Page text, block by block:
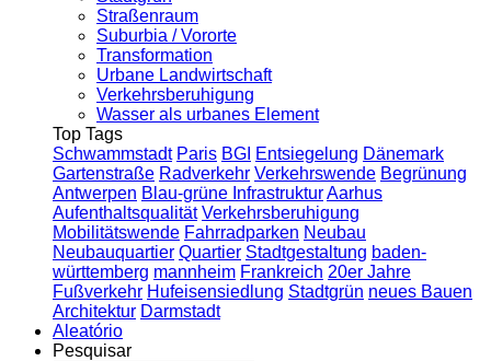
Straßenraum
Suburbia / Vororte
Transformation
Urbane Landwirtschaft
Verkehrsberuhigung
Wasser als urbanes Element
Top Tags
Schwammstadt Paris BGI Entsiegelung Dänemark
Gartenstraße Radverkehr Verkehrswende Begrünung
Antwerpen Blau-grüne InfrastrukturAarhus
Aufenthaltsqualität Verkehrsberuhigung
Mobilitätswende Fahrradparken Neubau
Neubauquartier Quartier Stadtgestaltung baden-
württemberg mannheim Frankreich 20er Jahre
Fußverkehr Hufeisensiedlung Stadtgrün neues Bauen
Architektur Darmstadt
Aleatório
Pesquisar